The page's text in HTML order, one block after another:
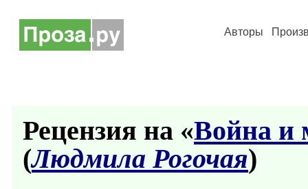
Авторы
Рецензия на «Война и
(Людмила Рогочая)